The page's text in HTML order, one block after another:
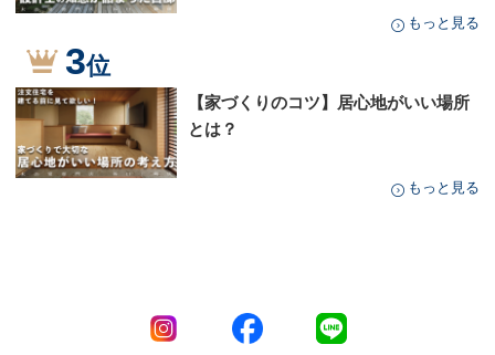
もっと見る
3位
【家づくりのコツ】居心地がいい場所
とは？
もっと見る